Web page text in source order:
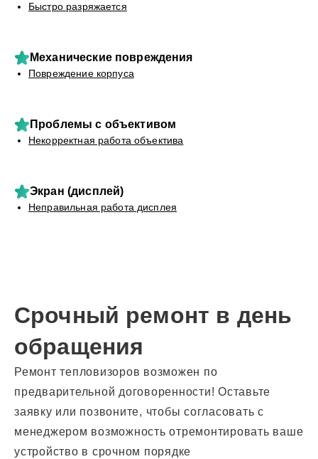
Быстро разряжается
Механические повреждения
Повреждение корпуса
Проблемы с объективом
Некорректная работа объектива
Экран (дисплей)
Неправильная работа дисплея
Срочный ремонт в день
обращения
Ремонт тепловизоров возможен по
предварительной договоренности! Оставьте
заявку или позвоните, чтобы согласовать с
менеджером возможность отремонтировать ваше
устройство в срочном порядке